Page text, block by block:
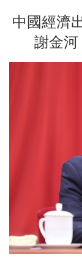
中國經濟
謝金